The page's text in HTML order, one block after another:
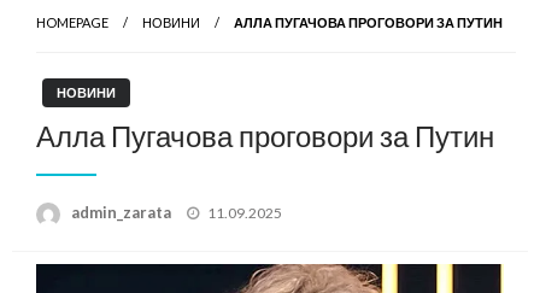
HOMEPAGE НОВИНИ АЛЛА ПУГАЧОВА ПРОГОВОРИ ЗА ПУТИН
НОВИНИ
Алла Пугачова проговори за Путин
admin_zarata
Posted
11.09.2025